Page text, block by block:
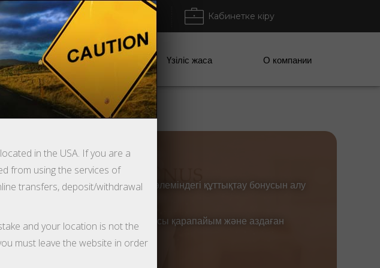
алаңы Кабинетке кіру
Сервисы компании Үзіліс жаса О компании
сауда шоттарына 30% көлеміндегі құттықтау бонусын алу
Осы процедуралардың әрқайсысы қарапайым және аздаған
in the USA. If you are a
from using the services of
transfers, deposit/withdrawal
and your location is not the
must leave the website in order